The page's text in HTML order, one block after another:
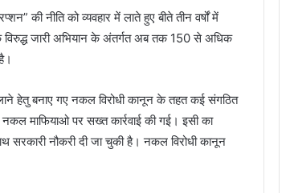
की नीति को व्यवहार में लाते हुए बीते तीन वर्षों में
विरुद्ध जारी अभियान के अंतर्गत अब तक 150 से अधिक
लाने हेतु बनाए गए नकल विरोधी कानून के तहत कई संगठित
माफियाओ पर सख्त कार्रवाई की गई। इसी का
सरकारी नौकरी दी जा चुकी है। नकल विरोधी कानून